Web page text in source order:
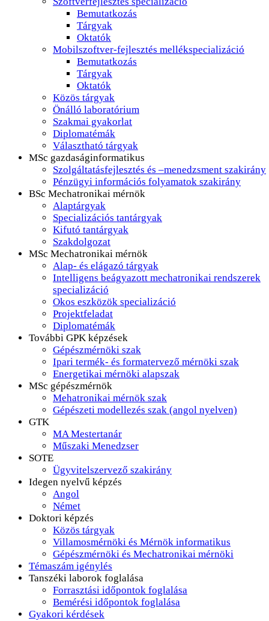
Bemutatkozás
Tárgyak
Oktatók
Mobilszoftver-fejlesztés mellékspecializáció
Bemutatkozás
Tárgyak
Oktatók
Közös tárgyak
Önálló laboratórium
Szakmai gyakorlat
Diplomatémák
Választható tárgyak
MSc gazdaságinformatikus
Szolgáltatásfejlesztés és –menedzsment szakirány
Pénzügyi információs folyamatok szakirány
BSc Mechatronikai mérnök
Alaptárgyak
Specializációs tantárgyak
Kifutó tantárgyak
Szakdolgozat
MSc Mechatronikai mérnök
Alap- és elágazó tárgyak
Intelligens beágyazott mechatronikai rendszerek
specializáció
Okos eszközök specializáció
Projektfeladat
Diplomatémák
További GPK képzések
Gépészmérnöki szak
Ipari termék- és formatervező mérnöki szak
Energetikai mérnöki alapszak
MSc gépészmérnök
Mehatronikai mérnök szak
Gépészeti modellezés szak (angol nyelven)
GTK
MA Mestertanár
Műszaki Menedzser
SOTE
Ügyvitelszervező szakirány
Idegen nyelvű képzés
Angol
Német
Doktori képzés
Közös tárgyak
Villamosmérnöki és Mérnök informatikus
Gépészmérnöki és Mechatronikai mérnöki
Témaszám igénylés
Tanszéki laborok foglalása
Forrasztási időpontok foglalása
Bemérési időpontok foglalása
Gyakori kérdések